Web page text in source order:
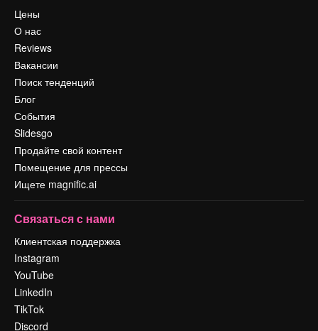
Цены
О нас
Reviews
Вакансии
Поиск тенденций
Блог
События
Slidesgo
Продайте свой контент
Помещение для прессы
Ищете magnific.ai
Связаться с нами
Клиентская поддержка
Instagram
YouTube
LinkedIn
TikTok
Discord